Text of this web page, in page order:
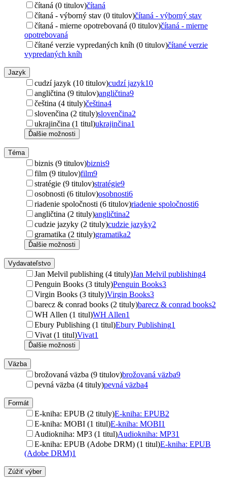
čítaná (0 titulov)čítaná
čítaná - výborný stav (0 titulov)čítaná - výborný stav
čítaná - mierne opotrebovaná (0 titulov)čítaná - mierne
opotrebovaná
čítané verzie vypredaných kníh (0 titulov)čítané verzie
vypredaných kníh
Jazyk
cudzí jazyk (10 titulov)cudzí jazyk10
angličtina (9 titulov)angličtina9
čeština (4 tituly)čeština4
slovenčina (2 tituly)slovenčina2
ukrajinčina (1 titul)ukrajinčina1
Ďalšie možnosti
Téma
biznis (9 titulov)biznis9
film (9 titulov)film9
stratégie (9 titulov)stratégie9
osobnosti (6 titulov)osobnosti6
riadenie spoločnosti (6 titulov)riadenie spoločnosti6
angličtina (2 tituly)angličtina2
cudzie jazyky (2 tituly)cudzie jazyky2
gramatika (2 tituly)gramatika2
Ďalšie možnosti
Vydavateľstvo
Jan Melvil publishing (4 tituly)Jan Melvil publishing4
Penguin Books (3 tituly)Penguin Books3
Virgin Books (3 tituly)Virgin Books3
barecz & conrad books (2 tituly)barecz & conrad books2
WH Allen (1 titul)WH Allen1
Ebury Publishing (1 titul)Ebury Publishing1
Vivat (1 titul)Vivat1
Ďalšie možnosti
Väzba
brožovaná väzba (9 titulov)brožovaná väzba9
pevná väzba (4 tituly)pevná väzba4
Formát
E-kniha: EPUB (2 tituly)E-kniha: EPUB2
E-kniha: MOBI (1 titul)E-kniha: MOBI1
Audiokniha: MP3 (1 titul)Audiokniha: MP31
E-kniha: EPUB (Adobe DRM) (1 titul)E-kniha: EPUB
(Adobe DRM)1
Zúžiť výber